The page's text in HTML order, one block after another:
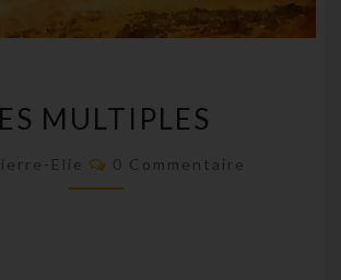
MULTIPLES
MULTIPLES
Elie Commentaires
0 Commentaire